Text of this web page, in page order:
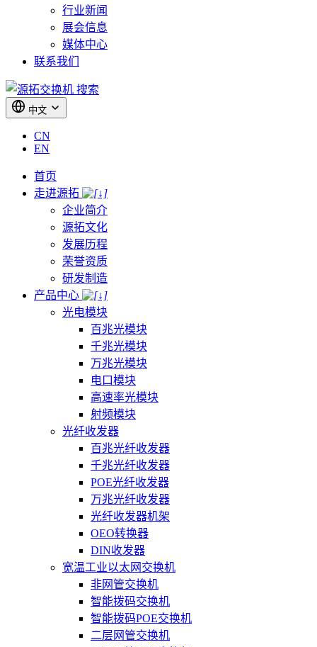
行业新闻
展会信息
媒体中心
联系我们
搜索
中文
CN
EN
首页
走进源拓
企业简介
源拓文化
发展历程
荣誉资质
研发制造
产品中心
光电模块
百兆光模块
千兆光模块
万兆光模块
电口模块
高速率光模块
射频模块
光纤收发器
百兆光纤收发器
千兆光纤收发器
POE光纤收发器
万兆光纤收发器
光纤收发器机架
OEO转换器
DIN收发器
宽温工业以太网交换机
非网管交换机
智能拨码交换机
智能拨码POE交换机
二层网管交换机